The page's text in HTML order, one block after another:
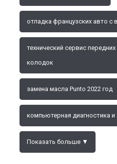
отладка французских авто
технический сервис
колодок
замена масла Punto 2022 год
компьютерная диагностика
Показать больше ▼